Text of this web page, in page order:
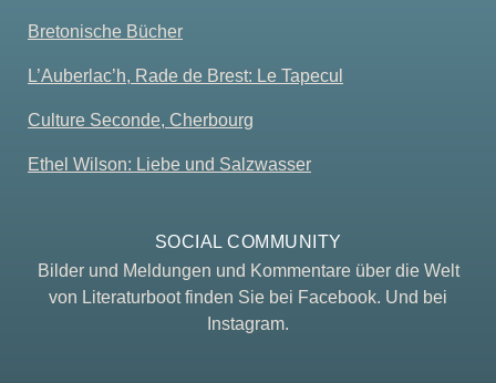
Bretonische Bücher
L’Auberlac’h, Rade de Brest: Le Tapecul
Culture Seconde, Cherbourg
Ethel Wilson: Liebe und Salzwasser
SOCIAL COMMUNITY
Bilder und Meldungen und Kommentare über die Welt
von Literaturboot finden Sie bei Facebook. Und bei
Instagram.